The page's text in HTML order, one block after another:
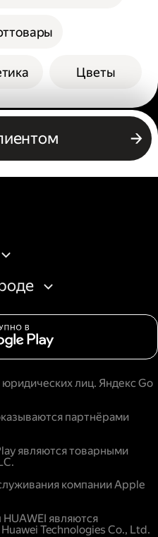
Цветы
Россия
лиц. Яндекс Go
партнёрами
являются товарными
компании Apple
HUAWEI являются
Technologies Co., Ltd.